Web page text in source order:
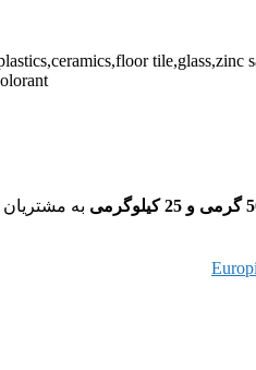
tile,glass,zinc
به